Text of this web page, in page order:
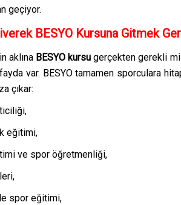
geçiyor.
BESYO Kursuna Gitmek
aklına BESYO kursugerçekten gerekli mi
var. BESYO tamamen sporculara
çıkar:
eğitimi,
ve spor öğretmenliği,
spor eğitimi,